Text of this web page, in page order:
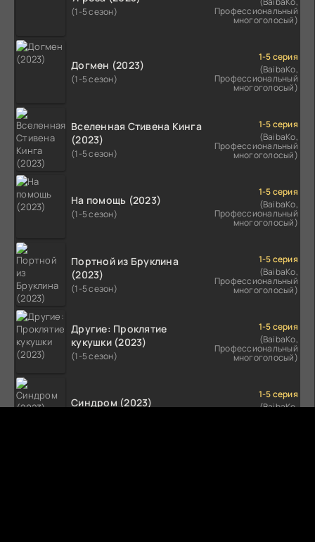
(1-5 сезон) Профессиональный
многоголосый)
Догмен (2023)
(1-5 сезон)
1-5 серия
(BaibaKo,
Профессиональный
многоголосый)
Вселенная Стивена Кинга
(2023)
(1-5 сезон)
1-5 серия
(BaibaKo,
Профессиональный
многоголосый)
На помощь (2023)
(1-5 сезон)
1-5 серия
(BaibaKo,
Профессиональный
многоголосый)
Портной из Бруклина
(2023)
(1-5 сезон)
1-5 серия
(BaibaKo,
Профессиональный
многоголосый)
Другие: Проклятие
кукушки (2023)
(1-5 сезон)
1-5 серия
(BaibaKo,
Профессиональный
многоголосый)
Синдром (2023)
1-5 серия
(BaibaKo,